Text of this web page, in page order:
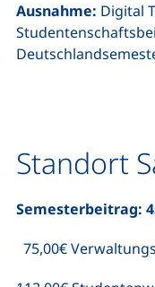
Ausnahme: Digital
Standort
Semesterbeitrag:
75,00€